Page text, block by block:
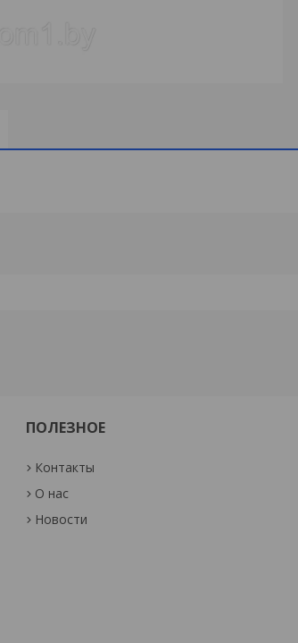
ПОЛЕЗНОЕ
Контакты
О нас
Новости